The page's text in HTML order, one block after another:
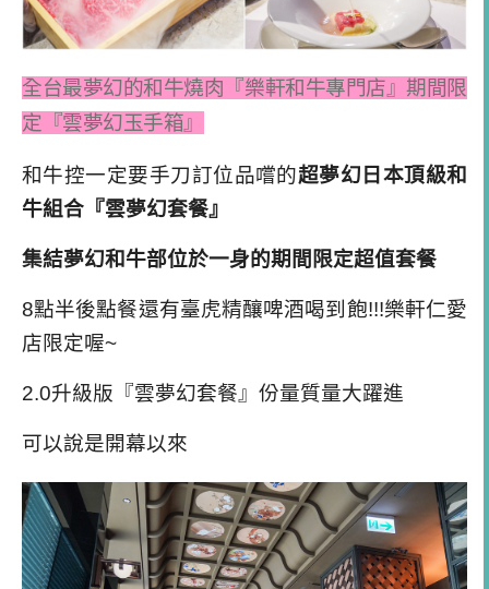
和牛控 一定要手刀訂位品嚐的超夢幻日本頂級和
集結夢幻和牛部位於一身的
8點半後點餐還有臺虎精釀啤酒喝到飽!!! 樂軒仁愛
店限定喔~
2.0升級版『雲夢幻套餐』份量質量大躍進
可以說是開幕以來